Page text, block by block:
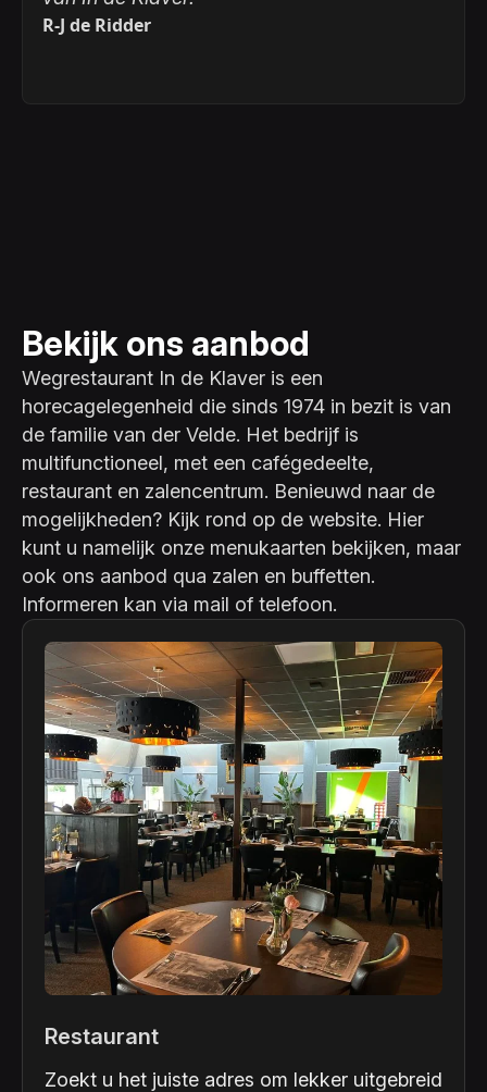
R-J de Ridder
Bekijk ons aanbod
Wegrestaurant In de Klaver is een
horecagelegenheid die sinds 1974 in bezit is van
de familie van der Velde. Het bedrijf is
multifunctioneel, met een cafégedeelte,
restaurant en zalencentrum. Benieuwd naar de
mogelijkheden? Kijk rond op de website. Hier
kunt u namelijk onze menukaarten bekijken, maar
ook ons aanbod qua zalen en buffetten.
Informeren kan via mail of telefoon.
Restaurant
Zoekt u het juiste adres om lekker uitgebreid